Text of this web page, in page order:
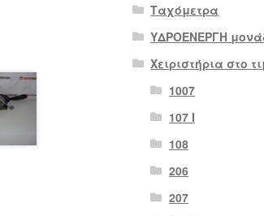
Ταχόμετρα
ΥΔΡΟΕΝΕΡΓΗ
Χειριστήρια στο
1007
107 Ι
108
206
207